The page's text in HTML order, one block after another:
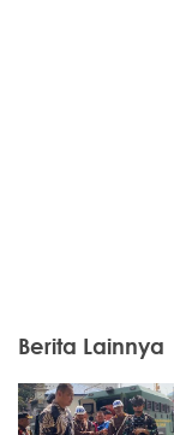
Berita Lainnya